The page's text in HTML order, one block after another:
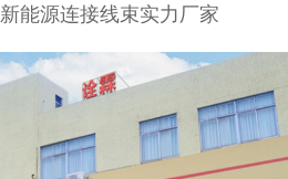
能源连接线束实力厂家